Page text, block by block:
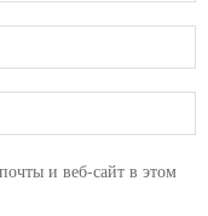
и веб-сайт в этом